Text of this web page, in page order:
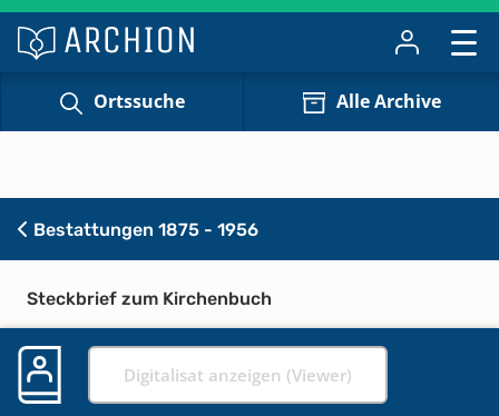
Ortssuche Alle Archive
Bestattungen 1875 - 1956
Steckbrief zum Kirchenbuch
Digitalisat anzeigen (Viewer)